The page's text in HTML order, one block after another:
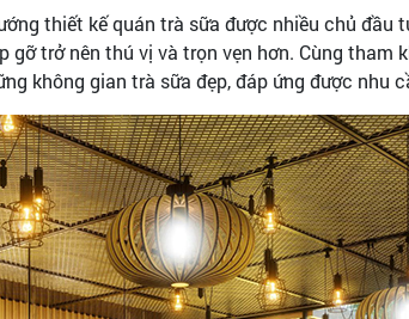
thiết kế quán trà sữa được nhiều chủ
trở nên thú vị và trọn vẹn hơn. Cùng tham
không gian trà sữa đẹp, đáp ứng được nhu